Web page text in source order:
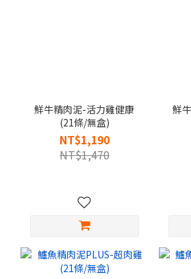
鮮牛精肉泥-活力雞健康
(21條/無盒)
NT$1,190
NT$1,470
鮮